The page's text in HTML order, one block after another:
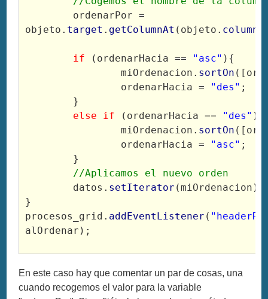
objeto. target . getColumnAt (objeto.
if (ordenarHacia == "asc" ){
		miOrdenacion.
sortOn
		ordenarHacia =
"des" ;
	}
else if (ordenarHacia == "des" ){
		miOrdenacion.
sortOn
		ordenarHacia =
"asc" ;
	}
//Aplicamos el nuevo orden
	datos.
setIterator (miOrdenacion);
}
procesos_grid. addEventListener (
alOrdenar);
En este caso hay que comentar un par de cosas, una
cuando recogemos el valor para la variable